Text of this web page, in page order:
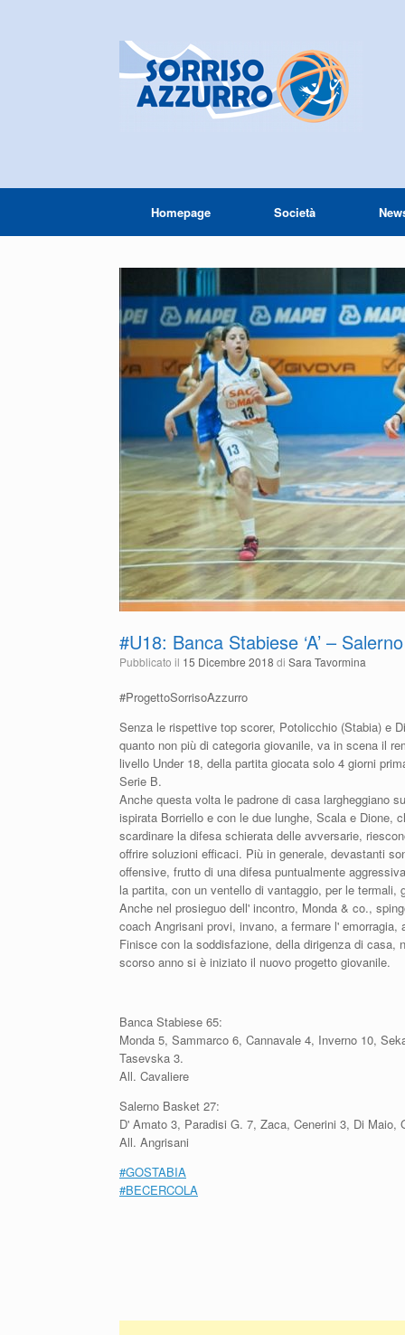
Homepage Società
#U18: Banca Stabiese ‘A’ –
Pubblicato il 15 Dicembre 2018 di Sara Tavormina
#ProgettoSorrisoAzzurro
Senza le rispettive top scorer, Potolicchio (Stabia) e
quanto non più di categoria giovanile, va in scena il
livello Under 18, della partita giocata solo 4 giorni
Serie B.
Anche questa volta le padrone di casa largheggiano
ispirata Borriello e con le due lunghe, Scala e Dione,
scardinare la difesa schierata delle avversarie,
offrire soluzioni efficaci. Più in generale, devastanti
offensive, frutto di una difesa puntualmente
la partita, con un ventello di vantaggio, per le termali,
Anche nel prosieguo dell' incontro, Monda & co.,
coach Angrisani provi, invano, a fermare l'
Finisce con la soddisfazione, della dirigenza di casa,
scorso anno si è iniziato il nuovo progetto giovanile.
Banca Stabiese 65:
Monda 5, Sammarco 6, Cannavale 4, Inverno 10,
Tasevska 3.
All. Cavaliere
Salerno Basket 27:
D' Amato 3, Paradisi G. 7, Zaca, Cenerini 3, Di
All. Angrisani
#GOSTABIA
#BECERCOLA